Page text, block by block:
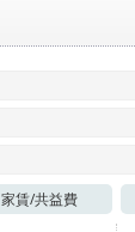
家賃/共益費